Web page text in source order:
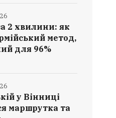
2 хвилини: як
метод,
для 96%
у Вінниці
маршрутка та